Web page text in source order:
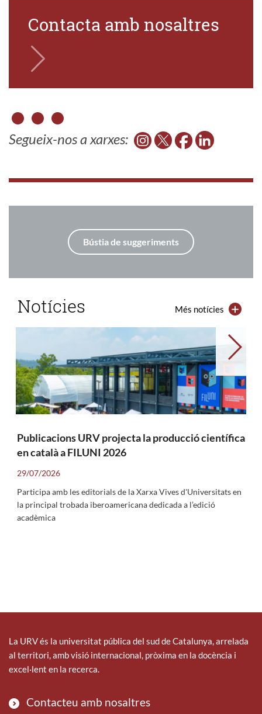
Contacta amb nosaltres
Segueix-nos a xarxes:
Bústia de suggeriments
Notícies Més notícies
Publicacions URV projecta la producció científica
en català a FILUNI 2026
29/07/2026
Participa amb les editorials de la Xarxa Vives d'Universitats en
la principal trobada iberoamericana dedicada a l’edició
acadèmica
→
La URV és la universitat pública del sud de Catalunya, arrelada
al territori, amb visió internacional, pròxima en la docència i
excel·lent en la recerca.
Contacteu amb nosaltres